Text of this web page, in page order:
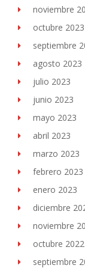
noviembre
octubre 2023
septiembre
agosto 2023
julio 2023
junio 2023
mayo 2023
abril 2023
marzo 2023
febrero 2023
enero 2023
diciembre
noviembre
octubre 2022
septiembre